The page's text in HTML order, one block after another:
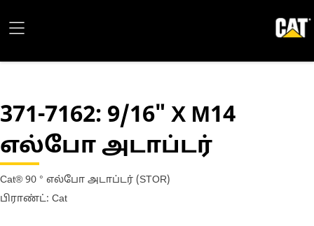
371-7162: 9/16" X M14
எல்போ அடாப்டர்
Cat® 90 ° எல்போ அடாப்டர் (STOR)
பிராண்ட்: Cat